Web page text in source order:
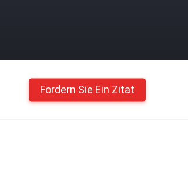
Fordern Sie Ein Zitat